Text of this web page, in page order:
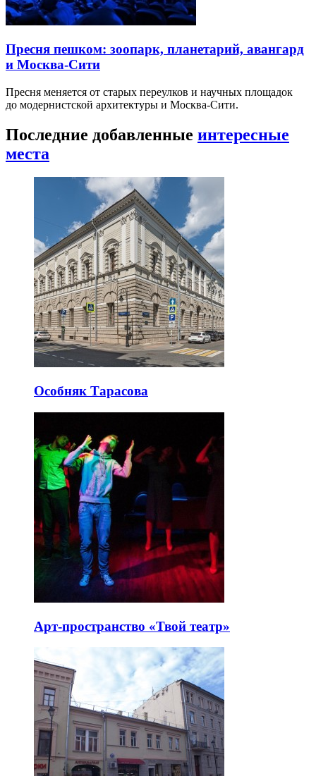
Пресня пешком: зоопарк, планетарий, авангард
и Москва-Сити
Пресня меняется от старых переулков и научных площадок
до модернистской архитектуры и Москва-Сити.
Последние добавленные интересные
места
Особняк Тарасова
Арт-пространство «Твой театр»